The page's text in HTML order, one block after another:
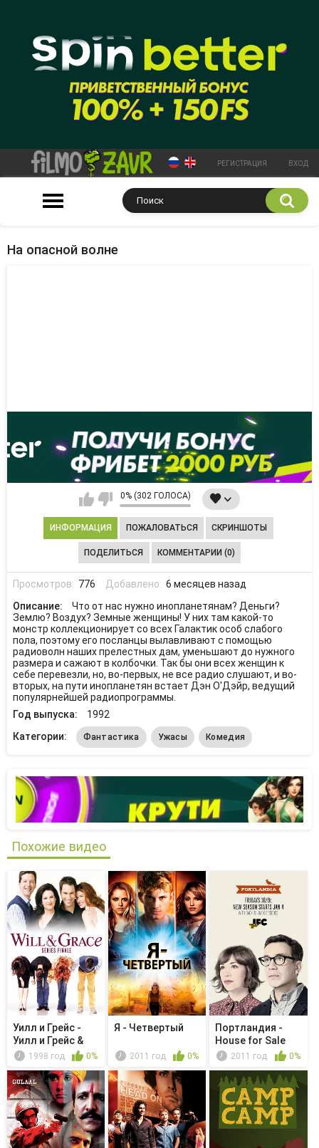
РЕГИСТРАЦИЯ ВХОД
На опасной волне
0% (302 ГОЛОСА)
ИНФОРМАЦИЯ ПОЖАЛОВАТЬСЯ СКРИНШОТЫ
ПОДЕЛИТЬСЯ КОММЕНТАРИИ (0)
Просмотров: 776 Добавлено: 6 месяцев назад
Описание:
Что от нас нужно инопланетянам? Деньги?
Землю? Воздух? Земные женщины! У них там какой-то
монстр коллекционирует со всех Галактик особ слабого
пола, поэтому его посланцы вылавливают с помощью
радиоволн наших прелестных дам, уменьшают до нужного
размера и сажают в колбочки. Так бы они всех женщин к
себе перевезли, но, во-первых, не все радио слушают, и во-
вторых, на пути инопланетян встает Дэн О'Дэйр, ведущий
популярнейшей радиопрограммы.
Год выпуска:
1992
Категории:
Фантастика Ужасы Комедия
Похожие видео
Уилл и Грейс -
Уилл и Грейс &
Винс & ...
1998 год 0%
Я - Четвертый
2011 год 0%
Портландия -
House for Sale
2011 год 0%